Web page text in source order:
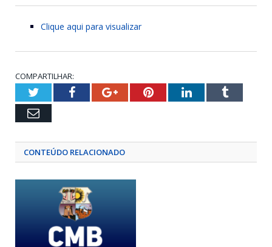
Clique aqui para visualizar
COMPARTILHAR:
TwitterFacebookGoogle+PinterestLinkedInTumblr
Email
CONTEÚDO RELACIONADO